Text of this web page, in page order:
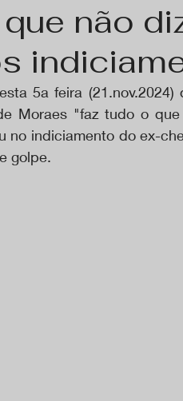
não
5a feira
Moraes "faz tudo o
no indiciamento do ex-
golpe.